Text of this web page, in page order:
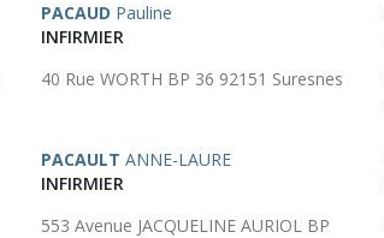
PACAUD Pauline
INFIRMIER
40 Rue WORTH BP 36 92151 Suresnes
PACAULT ANNE-LAURE
INFIRMIER
553 Avenue JACQUELINE AURIOL BP